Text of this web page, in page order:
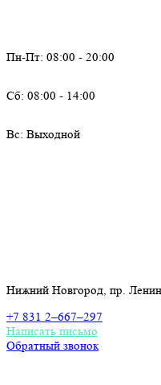
Пн-Пт: 08:00 - 20:00
Сб: 08:00 - 14:00
Вс: Выходной
Нижний Новгород, пр.
+7 831 2–667–297
Написать письмо
Обратный звонок